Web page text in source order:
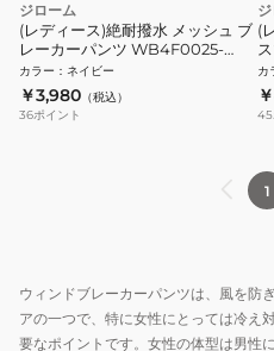
ジローム
(レディース)絶耐撥水 メッシュ ブ
レーカーパンツ WB4F0025-
TR855-GRSD NVY
カラー ： ネイビー
￥3,980 （税込）
36ポイント
(
カ
45
1
ウィンドブレーカーパンツは、風を防
アの一つで、特に女性にとっては冷え
要なポイントです。女性の体型は男性